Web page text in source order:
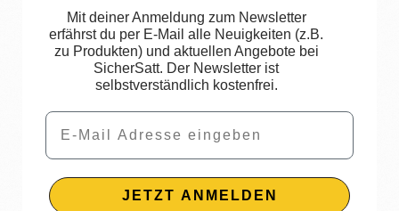
Mit deiner Anmeldung zum Newsletter
erfährst du per E-Mail alle Neuigkeiten (z.B.
zu Produkten) und aktuellen Angebote bei
SicherSatt. Der Newsletter ist
selbstverständlich kostenfrei.
Email
JETZT ANMELDEN